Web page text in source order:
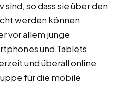
so dass sie über den
werden können.
vor allem junge
und Tablets
und überall online
für die mobile